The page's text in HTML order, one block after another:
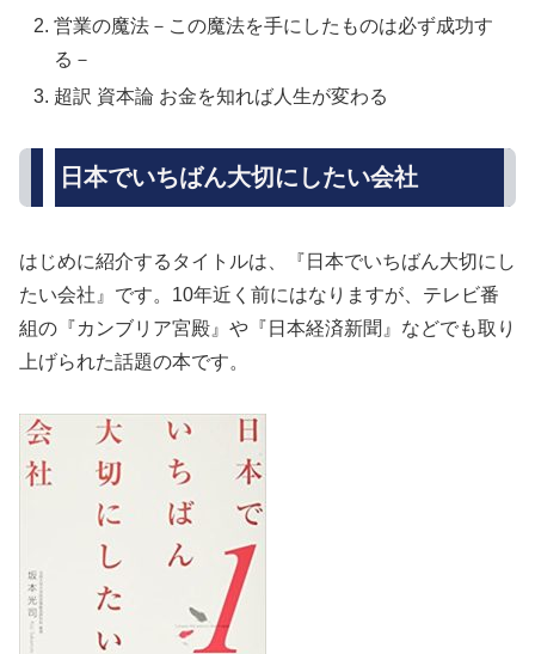
営業の魔法－この魔法を手にしたものは必ず成功す
る－
超訳 資本論 お金を知れば人生が変わる
日本でいちばん大切にしたい会社
はじめに紹介するタイトルは、『日本でいちばん大切にし
たい会社』です。10年近く前にはなりますが、テレビ番
組の『カンブリア宮殿』や『日本経済新聞』などでも取り
上げられた話題の本です。